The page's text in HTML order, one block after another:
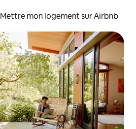
Mettre mon logement sur Airbnb